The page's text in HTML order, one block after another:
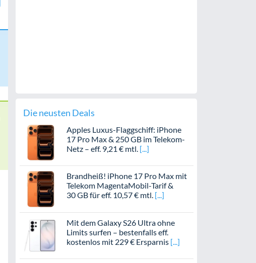
Die neusten Deals
Apples Luxus-Flaggschiff: iPhone
17 Pro Max & 250 GB im Telekom-
Netz – eff. 9,21 € mtl.
Brandheiß! iPhone 17 Pro Max mit
Telekom MagentaMobil-Tarif &
30 GB für eff. 10,57 € mtl.
Mit dem Galaxy S26 Ultra ohne
Limits surfen – bestenfalls eff.
kostenlos mit 229 € Ersparnis